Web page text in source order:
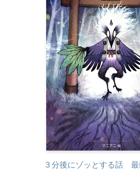
３分後にゾッとする話 最